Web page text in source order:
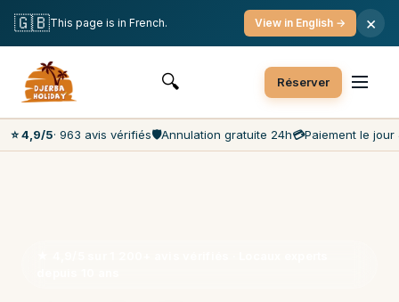
Annulation gratuite
Prix les moins chers du marché
Service client 7j/7
🔍 Réserver
⭐ 4,9/5· 963 avis vérifiés🛡️Annulation gratuite 24h💳Paiement le jour
🇬🇧This page is in French. View in English → ×